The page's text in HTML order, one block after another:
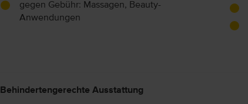
gegen Gebühr: Massagen, Beauty-
Anwendungen
Behindertengerechte Ausstattung